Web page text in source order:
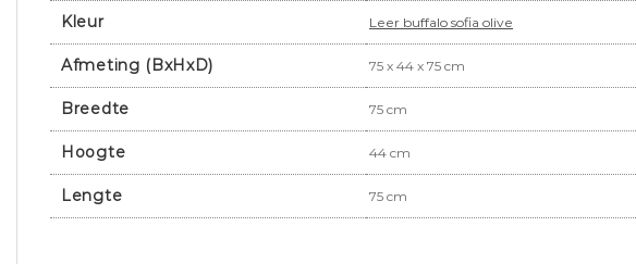
Kleur Leer buffalo sofia olive
Afmeting (BxHxD) 75 x 44 x 75 cm
Breedte 75 cm
Hoogte 44 cm
Lengte 75 cm